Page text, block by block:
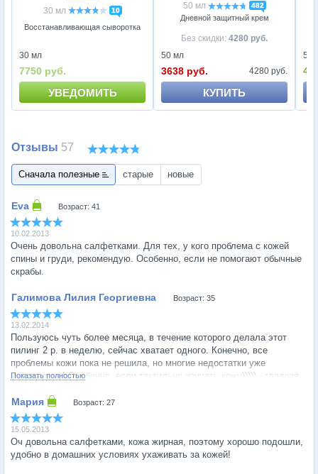
30 мл 10
Восстанавливающая сыворотка
30 мл
7750 руб.
УВЕДОМИТЬ
50 мл 482
Дневной защитный крем
Без скидки: 4280 руб.
50 мл
3638 руб. 4280 руб.
КУПИТЬ
50
Отзывы 57
Сначала полезные старые новые
Возраст: 41
10.02.2013
Очень довольна салфетками. Для тех, у кого проблема с кожей
спины и груди, рекомендую. Особенно, если не помогают обычные
скрабы.
Возраст: 35
13.02.2014
Пользуюсь чуть более месяца, в течение которого делала этот
пилинг 2 р. в неделю, сейчас хватает одного. Конечно, все
проблемы кожи пока не решила, но многие недостатки уже
исправлены! Особенно, если тактильно изучать кожу))))) - гладкая,
основном серия C the success) визуально выровнялся цвет лица,
поры стали менее заметными, овал лица подтянулся, так
называемые скрытые комедоны исчезли! Сложно оценить действие
этого препарата в самостоятельном использовании, т.к. не
доводилось пользовать его соло, но все же, моя оценка -
Показать полностью
Возраст: 27
15.05.2013
Оч довольна салфетками, кожа жирная, поэтому хорошо подошли,
удобно в домашних условиях ухаживать за кожей!